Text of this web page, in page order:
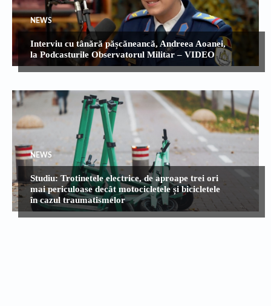
NEWS
Interviu cu tânără pășcăneancă, Andreea Aoanei,
la Podcasturile Observatorul Militar – VIDEO
NEWS
Studiu: Trotinetele electrice, de aproape trei ori
mai periculoase decât motocicletele și bicicletele
în cazul traumatismelor